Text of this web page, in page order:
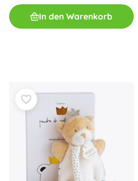
In den Warenkorb